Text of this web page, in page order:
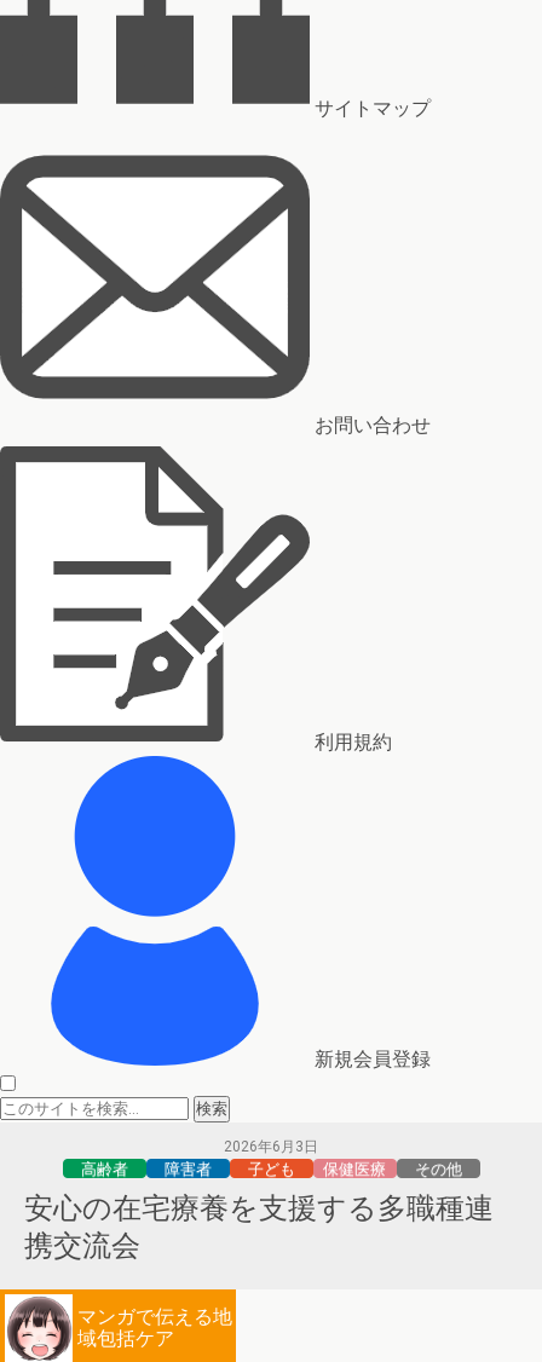
サイトマップ
お問い合わせ
利用規約
新規会員登録
2026年6月3日
高齢者 障害者 子ども 保健医療 その他
安心の在宅療養を支援する多職種連
携交流会
マンガで伝える地
域包括ケア